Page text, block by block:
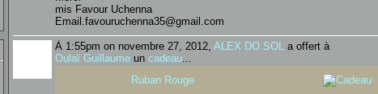
mis Favour Uchenna
Email.favouruchenna35@gmail.com
À 1:55pm on novembre 27, 2012, ALEX DO SOL a offert à
Oulaï Guillaume un cadeau...
Ruban Rouge